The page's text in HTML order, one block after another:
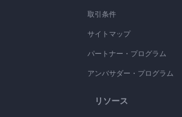
取引条件
サイトマップ
パートナー・プログラム
アンバサダー・プログラム
リソース